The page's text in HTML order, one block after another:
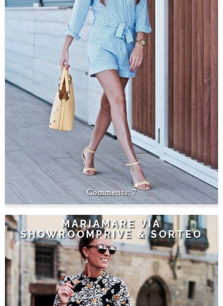
7
MARIAMARE VÍA
SHOWROOMPRIVE & SORTEO